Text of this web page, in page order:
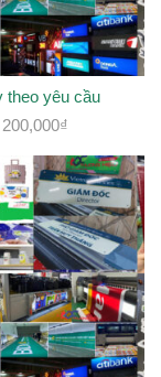
theo yêu cầu
200,000₫